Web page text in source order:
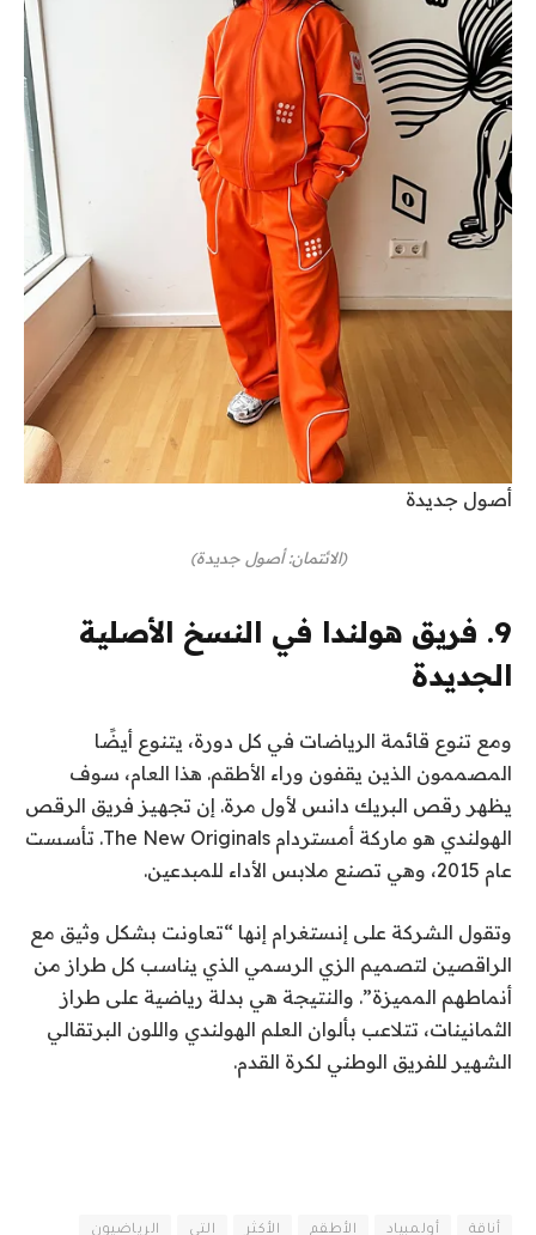
أصول جديدة
(الائتمان: أصول جديدة)
9. فريق هولندا في النسخ الأصلية
الجديدة
ومع تنوع قائمة الرياضات في كل دورة، يتنوع أيضًا
المصممون الذين يقفون وراء الأطقم. هذا العام، سوف
يظهر رقص البريك دانس لأول مرة. إن تجهيز فريق الرقص
الهولندي هو ماركة أمستردام The New Originals. تأسست
عام 2015، وهي تصنع ملابس الأداء للمبدعين.
وتقول الشركة على إنستغرام إنها “تعاونت بشكل وثيق مع
الراقصين لتصميم الزي الرسمي الذي يناسب كل طراز من
أنماطهم المميزة”. والنتيجة هي بدلة رياضية على طراز
الثمانينات، تتلاعب بألوان العلم الهولندي واللون البرتقالي
الشهير للفريق الوطني لكرة القدم.
أناقة أولمبياد الأطقم الأكثر التي الرياضيون